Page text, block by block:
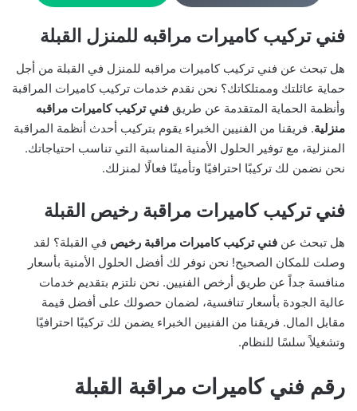
فني تركيب كاميرات مراقبه للمنزل القبلة
هل تبحث عن فني تركيب كاميرات مراقبه للمنزل في القبلة من أجل
حماية عائلتك وممتلكاتك؟ نحن نقدم خدمات تركيب كاميرات المراقبة
وأنظمة الحماية المتقدمة عن طريق فني تركيب كاميرات مراقبه
منزلية. فريقنا من الفنيين الخبراء يقوم بتركيب أحدث أنظمة المراقبة
المنزلية، مع توفير الحلول الأمنية المناسبة التي تناسب احتياجاتك.
نحن نضمن لك تركيبًا احترافيًا وتأمينًا فعالًا لمنزلك.
فني تركيب كاميرات مراقبة رخيص القبلة
هل تبحث عن فني تركيب كاميرات مراقبة رخيص في القبلة؟ لقد
وصلت للمكان الصحيح! نحن نوفر لك أفضل الحلول الأمنية بأسعار
منافسة جداً عن طريق أرخص الفنيين. نحن نلتزم بتقديم خدمات
عالية الجودة بأسعار تنافسية، لضمان حصولك على أفضل قيمة
مقابل المال. فريقنا من الفنيين الخبراء يضمن لك تركيبًا احترافيًا
وتشغيلاً سلسًا للنظام.
رقم فني كاميرات مراقبة القبلة